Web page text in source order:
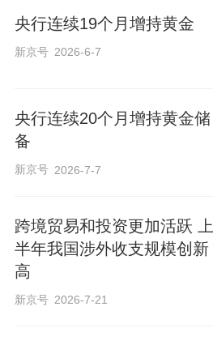
央行连续19个月增持黄金
新京号 2026-6-7
央行连续20个月增持黄金储
备
新京号 2026-7-7
跨境贸易和投资更加活跃 上
半年我国涉外收支规模创新
高
新京号 2026-7-21